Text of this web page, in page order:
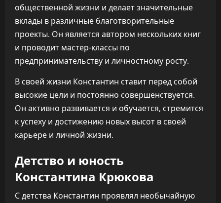
общественной жизни и делает значительные
вклады в различные благотворительные
проекты. Он является автором нескольких книг
и проводит мастер-классы по
предпринимательству и личностному росту.
В своей жизни Константин ставит перед собой
высокие цели и постоянно совершенствуется.
Он активно развивается и обучается, стремится
к успеху и достижению новых высот в своей
карьере и личной жизни.
Детство и юность
Константина Крюкова
С детства Константин проявлял необычайную